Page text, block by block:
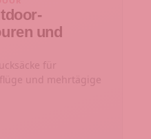
und
für
und mehrtägige